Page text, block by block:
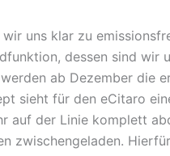
uns klar zu
dessen sind wir
ab Dezember die
sieht für den eCitaro
auf der Linie komplett
zwischengeladen.